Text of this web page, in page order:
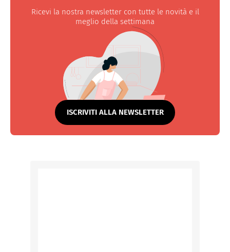
Ricevi la nostra newsletter con tutte le novità e il
meglio della settimana
ISCRIVITI ALLA NEWSLETTER